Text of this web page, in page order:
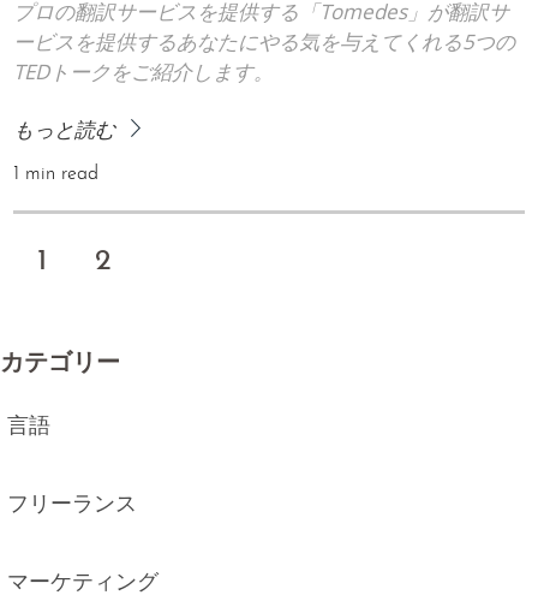
プロの翻訳サービスを提供する「Tomedes」が翻訳サ
ービスを提供するあなたにやる気を与えてくれる5つの
TEDトークをご紹介します。
もっと読む
1 min read
1 2
カテゴリー
言語
フリーランス
マーケティング